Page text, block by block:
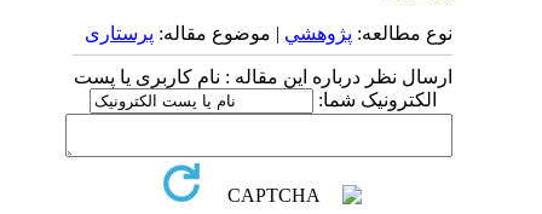
نوع مطالعه:پژوهشي| موضوع مقاله:پرستاری
ارسال نظر درباره این مقاله : نام کاربری یا پست
الکترونیک شما: